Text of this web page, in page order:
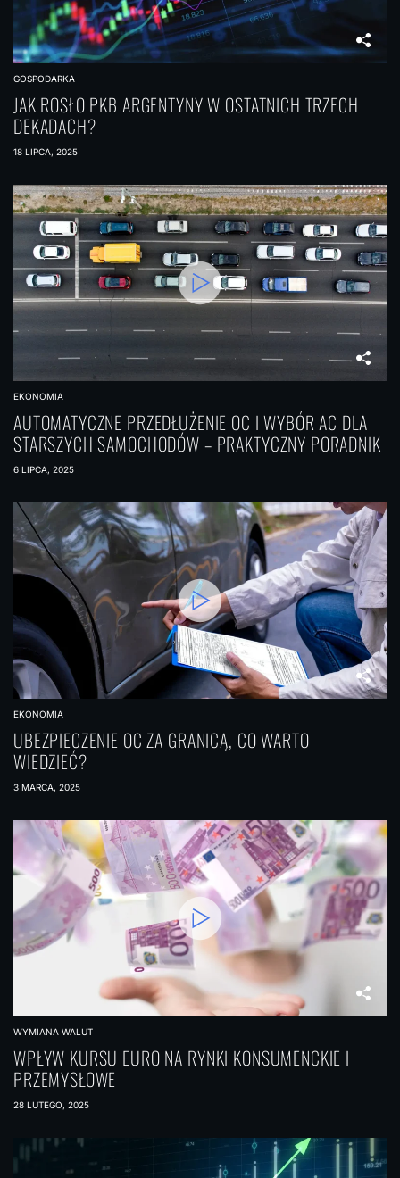
GOSPODARKA
JAK ROSŁO PKB ARGENTYNY W OSTATNICH TRZECH
DEKADACH?
18 LIPCA, 2025
EKONOMIA
AUTOMATYCZNE PRZEDŁUŻENIE OC I WYBÓR AC DLA
STARSZYCH SAMOCHODÓW – PRAKTYCZNY PORADNIK
6 LIPCA, 2025
EKONOMIA
UBEZPIECZENIE OC ZA GRANICĄ, CO WARTO
WIEDZIEĆ?
3 MARCA, 2025
WYMIANA WALUT
WPŁYW KURSU EURO NA RYNKI KONSUMENCKIE I
PRZEMYSŁOWE
28 LUTEGO, 2025